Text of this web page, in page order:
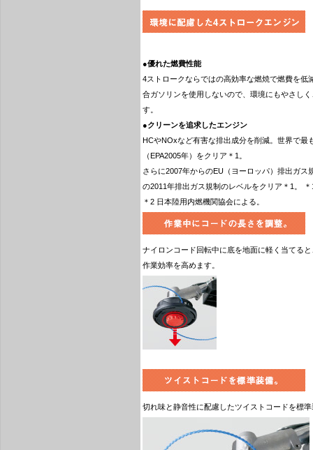
●優れた燃費性能
4ストロークならではの高効率な燃焼で燃費を低
合ガソリンを使用しないので、環境にもやさし
す。
●クリーンを追求したエンジン
HCやNOxなど有害な排出成分を削減。世界で最
（EPA2005年）をクリア＊1。
さらに2007年からのEU（ヨーロッパ）排出ガス
の2011年排出ガス規制のレベルをクリア＊1。
＊2 日本陸用内燃機関協会による。
ナイロンコード回転中に底を地面に軽く当てる
作業効率を高めます。
切れ味と静音性に配慮したツイストコードを標